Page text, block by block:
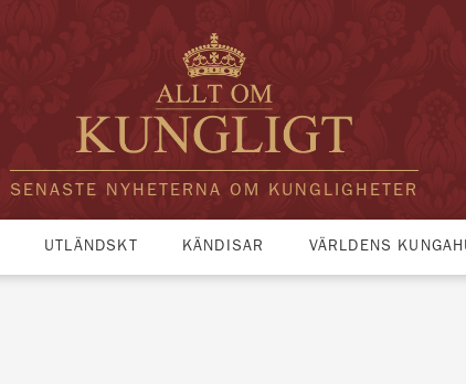
SENASTE NYHETERNA OM KUNGLIGHETER
UTLÄNDSKT KÄNDISAR VÄRLDENS